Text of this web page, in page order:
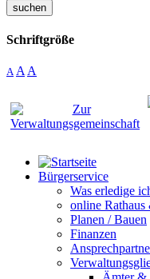
suchen
Schriftgröße
A A A
Bürgerservice
Was erledige
online
Planen / Bauen
Finanzen